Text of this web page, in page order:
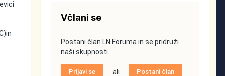
Včlani se
Postani član LN Foruma in se pridruži
naši skupnosti.
Prijavi se ali Postani član